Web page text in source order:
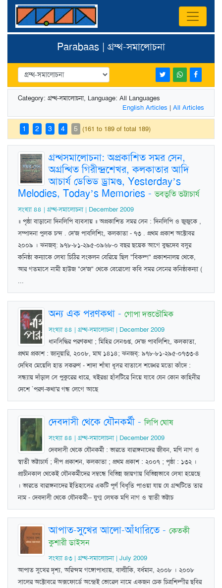
Parabaas | গ্রম্থ-সমালোচনা
Category: গ্রম্থ-সমালোচনা, Language: All Languages
English Articles | All Articles
1 2 3 4 5 (161 to 189 of total 189)
গ্রন্থসমালোচনা: অপ্রকাশিত সমর সেন,
অগ্রন্থিত গিরীন্দ্রশেখর, কলকাতার আদি
আচার্য ডেভিড ড্রামণ্ড, Yesterday’s
Melodies, Today’s Memories -ভবভূতি ভট্টাচার্য
সংখ্যা ৪৪ | গ্রম্থ-সমালোচনা | December 2009
॥ পৃষ্ঠা বাড়ানো দিনলিপি ব্যবসায় ॥ অপ্রকাশিত সমর সেন : দিনলিপি ও জুজুকে ,
সম্পাদনা পুলক চন্দ . দে'জ পাবলিশিং, কলকাতা - ৭৩ . প্রথম প্রকাশ অক্টোবর
২০০৯ । ঝনজব্‌: ৯৭৮-৮১-২৯৫-০৯৬৮-০ বছর ছয়েক আগে বুদ্ধদেব বসুর
কনিষ্ঠা কন্যাকে লেখা চিঠির সংকলন বেরিয়ে ছিল "বিকল্প" প্রকাশনালয় থেকে,
আর গতমাসে নামী হাউজ "দে'জ" থেকে বেরোলো কবি সমর সেনের কনিষ্ঠাকন্যা (
...
অন্য এক পরণকথা- গোপা দত্তভৌমিক
সংখ্যা ৪৪ | গ্রম্থ-সমালোচনা | December 2009
ধানসিদ্ধির পরণকথা ; মিহির সেনগুপ্ত, দে'জ পাবলিশিং, কলকাতা,
প্রথম প্রকাশ : জানুয়ারি, ২০০৮, মাঘ ১৪১৪; ঝনজব্‌: ৯৭৮-৮১-২৯৫-০৭৩৩-৪
দেখিব মেয়েলি হাত সকরুণ - শাদা শাঁখা ধূসর বাতাসে শঙ্খের মতো কাঁদে :
সন্ধ্যায় দাঁড়াল সে পুকুরের ধারে, খইরঙা হাঁসটিরে নিয়ে যাবে যেন কোন কাহিনীর
দেশে `পরণ-কথা'র গন্ধ লেগে আছে
দেবদাসী থেকে যৌনকর্মী-লিপি ঘোষ
সংখ্যা ৪৪ | গ্রম্থ-সমালোচনা | December 2009
দেবদাসী থেকে যৌনকর্মী : ভারতে বারাঙ্গনাদের জীবন, মণি নাগ ও
স্বাতী ভট্টাচার্য ; দীপ প্রকাশন, কলকাতা ; প্রথম প্রকাশ : ২০০৭ ; পৃষ্ঠা : ১৩২ ।
প্রাচীনকাল থেকেই যৌনকর্মীদের সম্বন্ধে বিভিন্ন জায়গায় বিভিন্নভাবে লেখা হয়েছে
। ভারতে বারাঙ্গনাদের ইতিহাসের একটি পূর্ণ বিধৃতি পাওয়া যায় যে গ্রন্থটিতে তার
নাম - দেবদাসী থেকে যৌনকর্মী-- যুগ্ম লেখক মণি নাগ ও স্বাতী ভট্টাচ
আপাত-সুখের আলো-আঁধারিতে- কেতকী
কুশারী ডাইসন
সংখ্যা ৪৩ | গ্রম্থ-সমালোচনা | July 2009
আপাত সুখের দৃশ্য, অরিন্দম গঙ্গোপাধ্যায়, বাল্মীকি, বর্ধমান, ২০০৮ । ২০০৮
সালের অক্টোবরে অক্সফোর্ডে অন্দ্রেই ভোরেল নামে একজন চেক চিত্রশিল্পীর ছবির